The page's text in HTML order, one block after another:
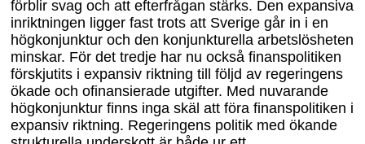
förblir svag och att efterfrågan stärks. Den expansiva
inriktningen ligger fast trots att Sverige går in i en
högkonjunktur och den konjunkturella arbetslösheten
minskar. För det tredje har nu också finanspolitiken
förskjutits i expansiv riktning till följd av regeringens
ökade och ofinansierade utgifter. Med nuvarande
högkonjunktur finns inga skäl att föra finanspolitiken i
expansiv riktning. Regeringens politik med ökande